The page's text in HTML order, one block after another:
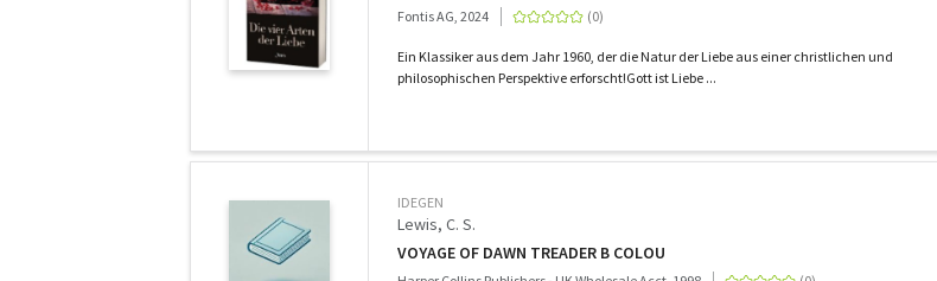
Fontis AG, 2024
Ein Klassiker aus dem Jahr 1960, der die Natur der Liebe aus einer christlichen und
philosophischen Perspektive erforscht!Gott ist Liebe ...
IDEGEN
Lewis, C. S.
VOYAGE OF DAWN TREADER B COLOU